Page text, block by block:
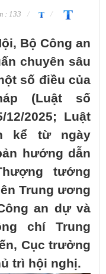
: 133
Bộ Công an
chuyên sâu
số điều của
(Luật số
12/2025; Luật
kể từ ngày
hướng dẫn
tướng
Trung ương
an dự và
chí Trung
Cục trưởng
trì hội nghị.